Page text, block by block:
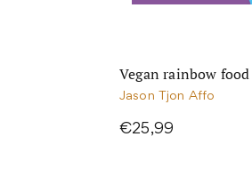
Vegan rainbow food
Jason Tjon Affo
€25,99